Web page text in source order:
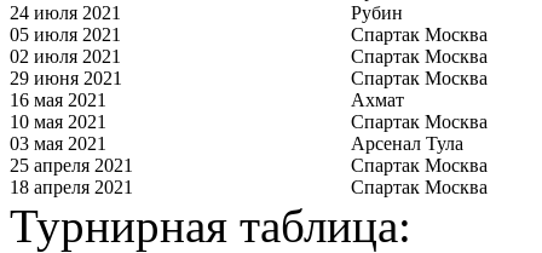
24 июля 2021
Рубин
05 июля 2021
Спартак Москва
02 июля 2021
Спартак Москва
29 июня 2021
Спартак Москва
16 мая 2021
Ахмат
10 мая 2021
Спартак Москва
03 мая 2021
Арсенал Тула
25 апреля 2021
Спартак Москва
18 апреля 2021
Спартак Москва
Турнирная таблица: